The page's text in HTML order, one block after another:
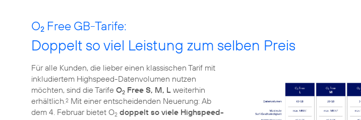
O2 Free GB-Tarife:
Doppelt so viel Leistung zum selben Preis
Für alle Kunden, die lieber einen klassischen Tarif mit
inkludiertem Highspeed-Datenvolumen nutzen
möchten, sind die Tarife O2 Free S, M, L weiterhin
erhältlich. 2 Mit einer entscheidenden Neuerung: Ab
dem 4. Februar bietet O2 doppelt so viele Highspeed-